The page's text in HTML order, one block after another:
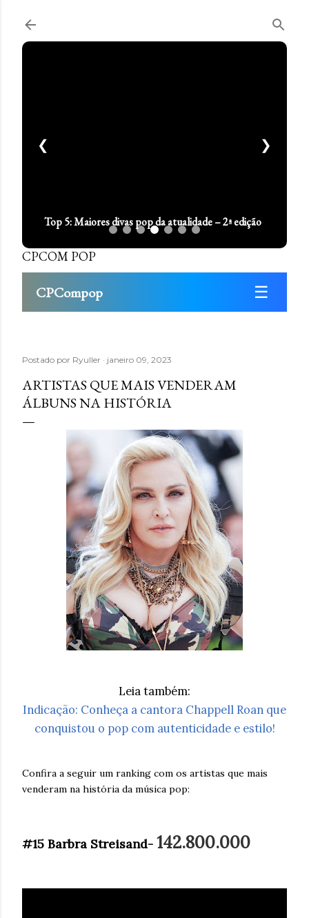
momento
❮ ❯
CPCOM POP
CPCompop ☰
Postado por Ryuller janeiro 09, 2023
ARTISTAS QUE MAIS VENDERAM
ÁLBUNS NA HISTÓRIA
Leia também:
Indicação: Conheça a cantora Chappell Roan que
conquistou o pop com autenticidade e estilo!
Confira a seguir um ranking com os artistas que mais
venderam na história da música pop:
#15 Barbra Streisand- 142.800.000